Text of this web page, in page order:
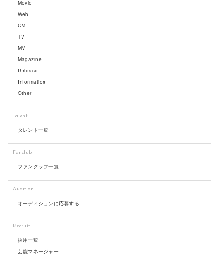
Movie
Web
CM
TV
MV
Magazine
Release
Information
Other
Talent
タレント一覧
Fanclub
ファンクラブ一覧
Audition
オーディションに応募する
Recruit
採用一覧
芸能マネージャー